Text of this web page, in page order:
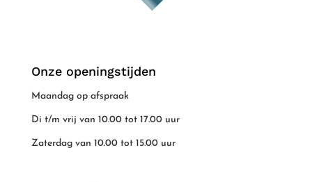
Onze openingstijden
Maandag op afspraak
Di t/m vrij van 10.00 tot 17.00 uur
Zaterdag van 10.00 tot 15.00 uur